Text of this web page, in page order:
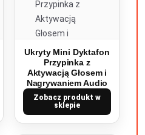
Ukryty Mini Dyktafon
Przypinka z
Aktywacją Głosem i
Nagrywaniem Audio
Zobacz produkt w
sklepie